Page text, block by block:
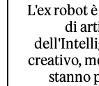
L'ex robot
di
creativo,
stanno